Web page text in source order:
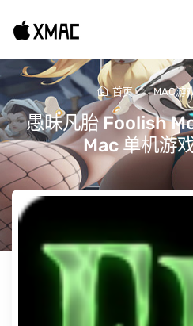
首页 MAC游
愚昧凡胎 Foolish
Mac 单机游